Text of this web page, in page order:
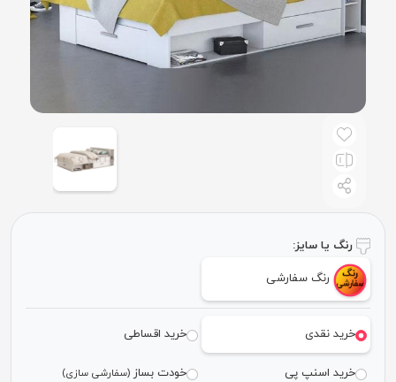
رنگ یا سایز:
رنگ سفارشی
خرید نقدی خرید اقساطی
خرید اسنپ پی خودت بساز(سفارشی سازی)